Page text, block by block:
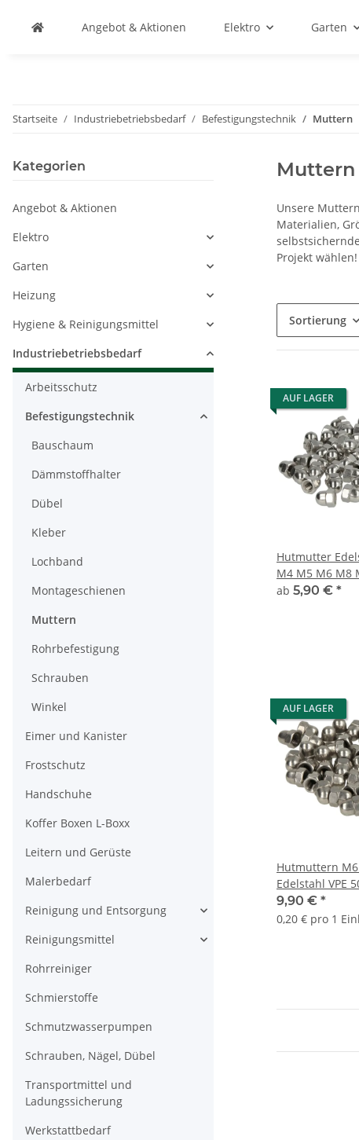
Angebot & Aktionen Elektro Garten
Startseite Industriebetriebsbedarf Befestigungstechnik Muttern
Muttern
Unsere
Materialien,
Projekt wählen!
Sortierung
AUF LAGER
Hutmutter
M4 M5 M6 M8
Hutmuttern A2
ab 5,90 € *
AUF LAGER
Hutmuttern
Edelstahl VPE
9,90 € *
0,20 € pro 1
Kategorien
Angebot & Aktionen
Elektro
Garten
Heizung
Hygiene & Reinigungsmittel
Industriebetriebsbedarf
Arbeitsschutz
Befestigungstechnik
Bauschaum
Dämmstoffhalter
Dübel
Kleber
Lochband
Montageschienen
Muttern
Rohrbefestigung
Schrauben
Winkel
Eimer und Kanister
Frostschutz
Handschuhe
Koffer Boxen L-Boxx
Leitern und Gerüste
Malerbedarf
Reinigung und Entsorgung
Reinigungsmittel
Rohrreiniger
Schmierstoffe
Schmutzwasserpumpen
Schrauben, Nägel, Dübel
Transportmittel und
Ladungssicherung
Werkstattbedarf